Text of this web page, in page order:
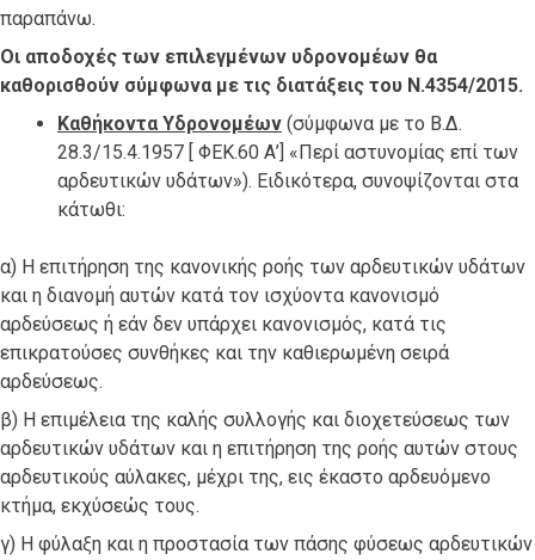
παραπάνω.
Οι αποδοχές των επιλεγμένων υδρονομέων θα
καθορισθούν σύμφωνα με τις διατάξεις του Ν.4354/2015.
Καθήκοντα Υδρονομέων (σύμφωνα με το Β.Δ.
28.3/15.4.1957 [ ΦΕΚ.60 Α’] «Περί αστυνομίας επί των
αρδευτικών υδάτων»). Ειδικότερα, συνοψίζονται στα
κάτωθι:
α) Η επιτήρηση της κανονικής ροής των αρδευτικών υδάτων
και η διανομή αυτών κατά τον ισχύοντα κανονισμό
αρδεύσεως ή εάν δεν υπάρχει κανονισμός, κατά τις
επικρατούσες συνθήκες και την καθιερωμένη σειρά
αρδεύσεως.
β) Η επιμέλεια της καλής συλλογής και διοχετεύσεως των
αρδευτικών υδάτων και η επιτήρηση της ροής αυτών στους
αρδευτικούς αύλακες, μέχρι της, εις έκαστο αρδευόμενο
κτήμα, εκχύσεώς τους.
γ) Η φύλαξη και η προστασία των πάσης φύσεως αρδευτικών